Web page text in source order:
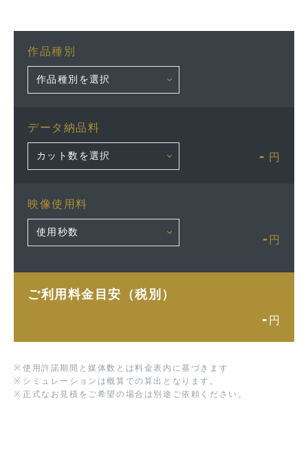
作品種別
データ納品料
- 円
映像使用料
- 円
ご利用料金目安（税別）
- 円
※ 使用許諾期間と媒体数とは料金表内に基づきます
※ シミュレーションは概算での算出となります。
※ 正式なお見積をご希望の場合は別途ご依頼ください。